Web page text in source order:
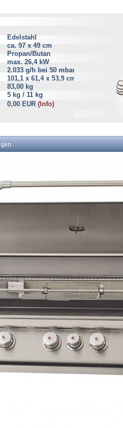
Edelstahl
ca. 97 x 49 cm
Propan/Butan
max. 26,4 kW
2.033 g/h bei 50 mbar
101,1 x 61,4 x 53,9 cm
83,00 kg
5 kg / 11 kg
0,00 EUR (Info)